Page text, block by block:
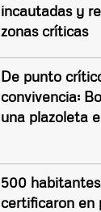
incautadas y
zonas críticas
De punto
convivencia:
una plazoleta
500
certificaron en